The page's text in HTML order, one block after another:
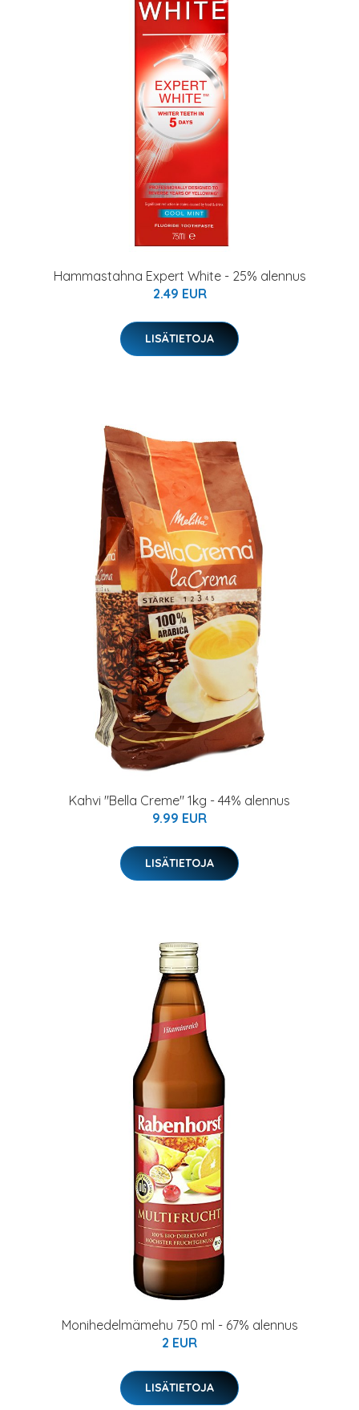
Hammastahna Expert White - 25% alennus
2.49 EUR
LISÄTIETOJA
Kahvi "Bella Creme" 1kg - 44% alennus
9.99 EUR
LISÄTIETOJA
Monihedelmämehu 750 ml - 67% alennus
2 EUR
LISÄTIETOJA